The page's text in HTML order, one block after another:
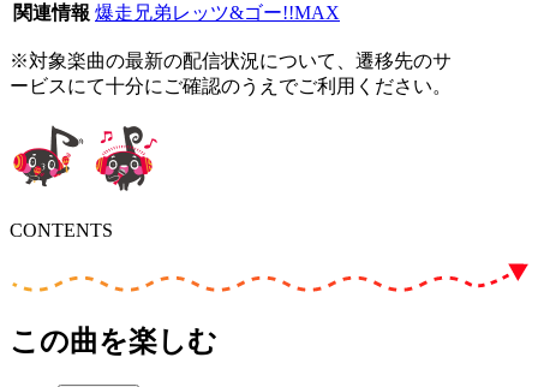
関連情報 爆走兄弟レッツ&ゴー!!MAX
※対象楽曲の最新の配信状況について、遷移先のサ
ービスにて十分にご確認のうえでご利用ください。
CONTENTS
この曲を楽しむ